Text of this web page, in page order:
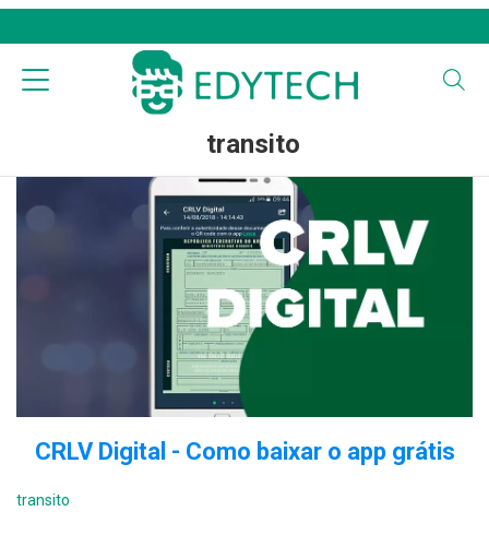
transito
CRLV Digital - Como baixar o app grátis
transito